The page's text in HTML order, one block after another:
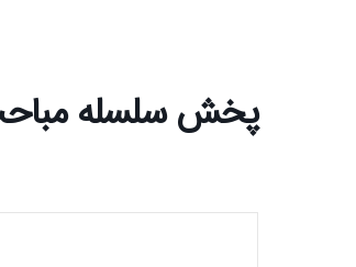
پخش سلسله